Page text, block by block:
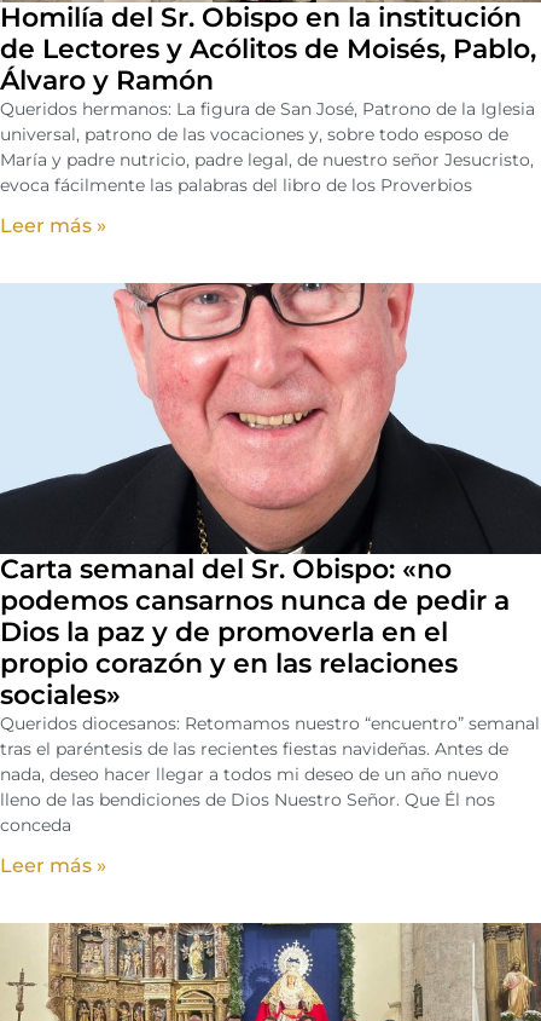
Homilía del Sr. Obispo en la institución
de Lectores y Acólitos de Moisés, Pablo,
Álvaro y Ramón
Queridos hermanos: La figura de San José, Patrono de la Iglesia
universal, patrono de las vocaciones y, sobre todo esposo de
María y padre nutricio, padre legal, de nuestro señor Jesucristo,
evoca fácilmente las palabras del libro de los Proverbios
Leer más »
Carta semanal del Sr. Obispo: «no
podemos cansarnos nunca de pedir a
Dios la paz y de promoverla en el
propio corazón y en las relaciones
sociales»
Queridos diocesanos: Retomamos nuestro “encuentro” semanal
tras el paréntesis de las recientes fiestas navideñas. Antes de
nada, deseo hacer llegar a todos mi deseo de un año nuevo
lleno de las bendiciones de Dios Nuestro Señor. Que Él nos
conceda
Leer más »